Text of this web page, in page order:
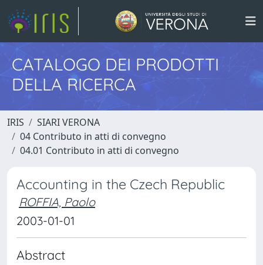
CATALOGO DEI PRODOTTI
DELLA RICERCA
IRIS
SIARI VERONA
04 Contributo in atti di convegno
04.01 Contributo in atti di convegno
Accounting in the Czech Republic
ROFFIA, Paolo
2003-01-01
Abstract